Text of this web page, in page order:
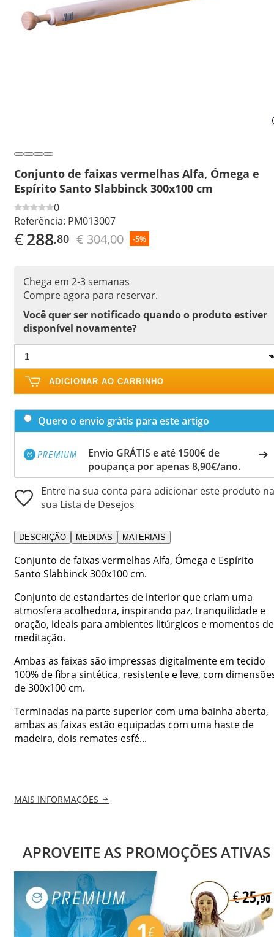
Conjunto de faixas vermelhas Alfa, Ómega e
Espírito Santo Slabbinck 300x100 cm
0
Referência: PM013007
€288,80 € 304,00 -5%
Chega em 2-3 semanas
Compre agora para reservar.
Você quer ser notificado quando o produto estiver
disponível novamente?
ADICIONAR AO CARRINHO
Quero o envio grátis para este artigo
Envio GRÁTIS e até 1500€ de
poupança por apenas 8,90€/ano.
Entre na sua conta para adicionar este produto na
sua Lista de Desejos
DESCRIÇÃO MEDIDAS MATERIAIS
Conjunto de faixas vermelhas Alfa, Ómega e Espírito
Santo Slabbinck 300x100 cm.
Conjunto de estandartes de interior que criam uma
atmosfera acolhedora, inspirando paz, tranquilidade e
oração, ideais para ambientes litúrgicos e momentos de
meditação.
Ambas as faixas são impressas digitalmente em tecido
100% de fibra sintética, resistente e leve, com
de 300x100 cm.
Terminadas na parte superior com uma bainha aberta,
ambas as faixas estão equipadas com uma haste de
madeira, dois remates esfé...
MAIS INFORMAÇÕES
APROVEITE AS PROMOÇÕES ATIVAS